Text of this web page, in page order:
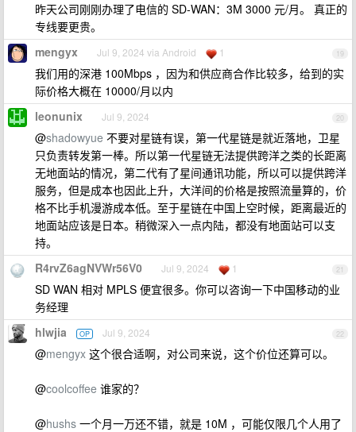
昨天公司刚刚办理了电信的 SD-WAN：3M 3000 元/月。 真正的
专线要更贵。
19
mengyx Jul 9, 2024 via Android 1
我们用的深港 100Mbps ，因为和供应商合作比较多，给到的实
际价格大概在 10000/月以内
20
leonunix Jul 9, 2024
@shadowyue 不要对星链有误，第一代星链是就近落地，卫星
只负责转发第一棒。所以第一代星链无法提供跨洋之类的长距离
无地面站的情况，第二代有了星间通讯功能，所以可以提供跨洋
服务，但是成本也因此上升，大洋间的价格是按照流量算的，价
格不比手机漫游成本低。至于星链在中国上空时候，距离最近的
地面站应该是日本。稍微深入一点内陆，都没有地面站可以支
持。
21
R4rvZ6agNVWr56V0 Jul 9, 2024 1
SD WAN 相对 MPLS 便宜很多。你可以咨询一下中国移动的业
务经理
22
hlwjia OP Jul 9, 2024
@mengyx 这个很合适啊，对公司来说，这个价位还算可以。
@coolcoffee 谁家的？
@hushs 一个月一万还不错，就是 10M ，可能仅限几个人用了